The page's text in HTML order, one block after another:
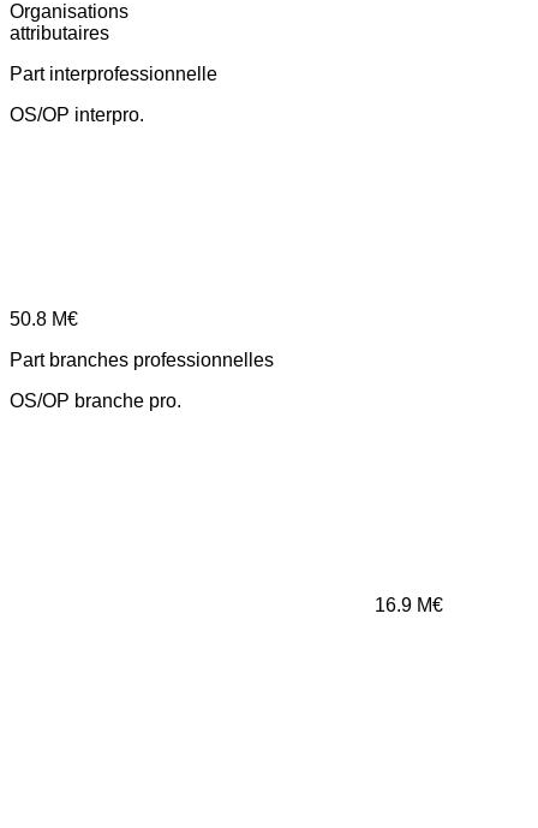
Organisations
attributaires
Part interprofessionnelle
OS/OP interpro.
50.8 M€
Part branches professionnelles
OS/OP branche pro.
16.9 M€